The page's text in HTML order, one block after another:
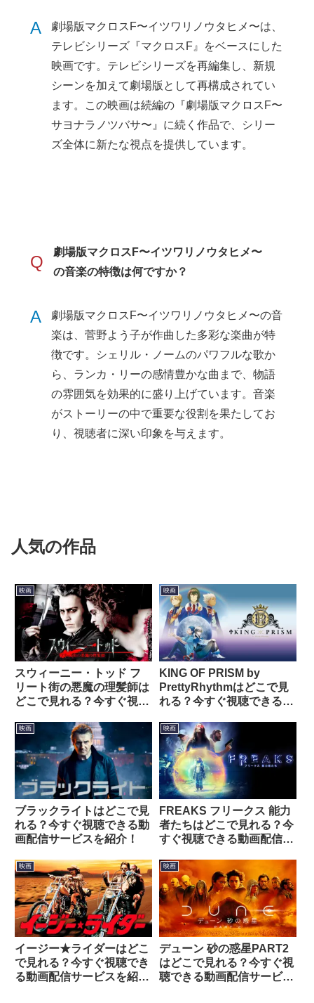
A
劇場版マクロスF〜イツワリノウタヒメ〜は、
テレビシリーズ『マクロスF』をベースにした
映画です。テレビシリーズを再編集し、新規
シーンを加えて劇場版として再構成されてい
ます。この映画は続編の『劇場版マクロスF〜
サヨナラノツバサ〜』に続く作品で、シリー
ズ全体に新たな視点を提供しています。
Q
劇場版マクロスF〜イツワリノウタヒメ〜
の音楽の特徴は何ですか？
A
劇場版マクロスF〜イツワリノウタヒメ〜の音
楽は、菅野よう子が作曲した多彩な楽曲が特
徴です。シェリル・ノームのパワフルな歌か
ら、ランカ・リーの感情豊かな曲まで、物語
の雰囲気を効果的に盛り上げています。音楽
がストーリーの中で重要な役割を果たしてお
り、視聴者に深い印象を与えます。
人気の作品
映画
スウィーニー・トッド フ
リート街の悪魔の理髪師は
どこで見れる？今すぐ視聴
紹介！
映画
KING OF PRISM by
PrettyRhythmはどこで見
れる？今すぐ視聴できる動
映画
ブラックライトはどこで見
れる？今すぐ視聴できる動
画配信サービスを紹介！
映画
FREAKS フリークス 能力
者たちはどこで見れる？今
すぐ視聴できる動画配信サ
映画
イージー★ライダーはどこ
で見れる？今すぐ視聴でき
る動画配信サービスを紹
映画
デューン 砂の惑星PART2
はどこで見れる？今すぐ視
聴できる動画配信サービス